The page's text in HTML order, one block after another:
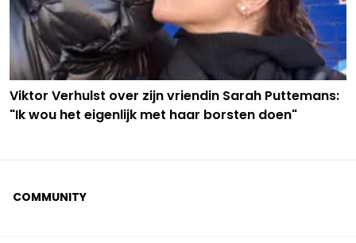
Viktor Verhulst over zijn vriendin Sarah Puttemans:
"Ik wou het eigenlijk met haar borsten doen"
COMMUNITY